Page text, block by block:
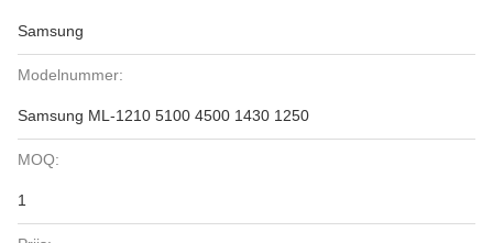
Samsung
Modelnummer:
Samsung ML-1210 5100 4500 1430 1250
MOQ:
1